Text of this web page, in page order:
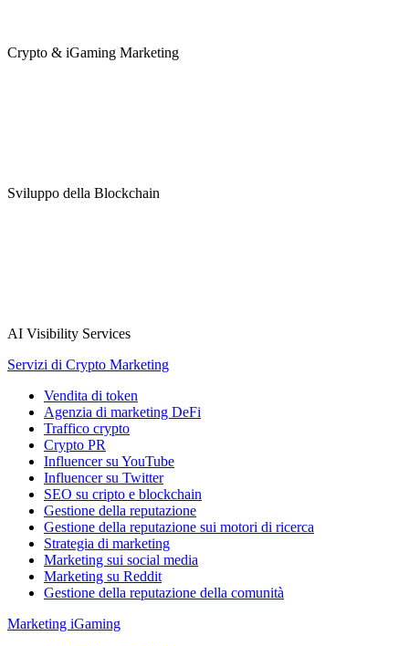
Crypto & iGaming Marketing
Sviluppo della Blockchain
AI Visibility Services
Servizi di Crypto Marketing
Vendita di token
Agenzia di marketing DeFi
Traffico crypto
Crypto PR
Influencer su YouTube
Influencer su Twitter
SEO su cripto e blockchain
Gestione della reputazione
Gestione della reputazione sui motori di ricerca
Strategia di marketing
Marketing sui social media
Marketing su Reddit
Gestione della reputazione della comunità
Marketing iGaming